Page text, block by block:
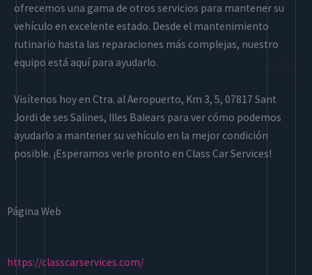
ofrecemos una gama de otros servicios para mantener su
vehículo en excelente estado. Desde el mantenimiento
rutinario hasta las reparaciones más complejas, nuestro
equipo está aquí para ayudarlo.
Visítenos hoy en Ctra. al Aeropuerto, Km 3, 5, 07817 Sant
Jordi de ses Salines, Illes Balears para ver cómo podemos
ayudarlo a mantener su vehículo en la mejor condición
posible. ¡Esperamos verle pronto en Class Car Services!
Página Web
https://classcarservices.com/